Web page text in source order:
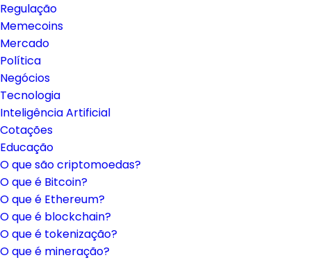
Regulação
Memecoins
Mercado
Política
Negócios
Tecnologia
Inteligência Artificial
Cotações
Educação
O que são criptomoedas?
O que é Bitcoin?
O que é Ethereum?
O que é blockchain?
O que é tokenização?
O que é mineração?